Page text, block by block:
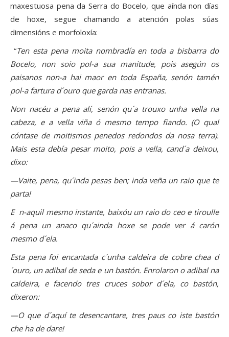
maxestuosa pena da Serra do Bocelo, que aínda non días
de hoxe, segue chamando a atención polas súas
dimensións e morfoloxía:
“Ten esta pena moita nombradía en toda a bisbarra do
Bocelo, non soio pol-a sua manitude, pois asegún os
paisanos non-a hai maor en toda España, senón tamén
pol-a fartura d´ouro que garda nas entranas.
Non nacéu a pena alí, senón qu´a trouxo unha vella na
cabeza, e a vella viña ó mesmo tempo fiando. (O qual
cóntase de moitismos penedos redondos da nosa terra).
Mais esta debía pesar moito, pois a vella, cand´a deixou,
dixo:
—Vaite, pena, qu´inda pesas ben; inda veña un raio que te
parta!
E n-aquil mesmo instante, baixóu un raio do ceo e tiroulle
á pena un anaco qu´ainda hoxe se pode ver á carón
mesmo d´ela.
Esta pena foi encantada c´unha caldeira de cobre chea d
´ouro, un adibal de seda e un bastón. Enrolaron o adibal na
caldeira, e facendo tres cruces sobor d´ela, co bastón,
dixeron:
—O que d´aquí te desencantare, tres paus co iste bastón
che ha de dare!